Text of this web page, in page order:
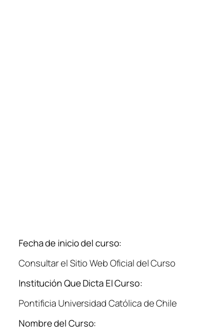
Fecha de inicio del curso:
Consultar el Sitio Web Oficial del Curso
Institución Que Dicta El Curso:
Pontificia Universidad Católica de Chile
Nombre del Curso: